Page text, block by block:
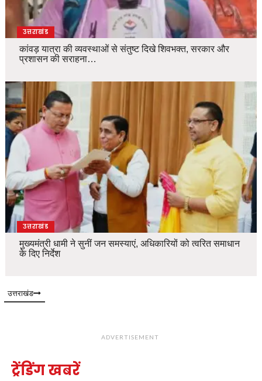
उत्तराखंड
कांवड़ यात्रा की व्यवस्थाओं से संतुष्ट दिखे शिवभक्त, सरकार और
प्रशासन की सराहना…
उत्तराखंड
मुख्यमंत्री धामी ने सुनीं जन समस्याएं, अधिकारियों को त्वरित समाधान
के दिए निर्देश
उत्तराखंड
ADVERTISEMENT
ट्रेंडिंग खबरें